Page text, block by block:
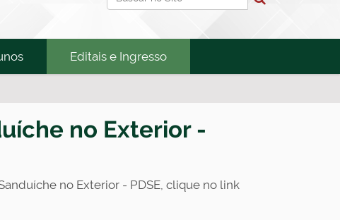
Editais e Ingresso
no Exterior -
no Exterior - PDSE, clique no link